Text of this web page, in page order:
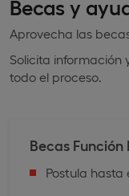
Becas y
Aprovecha las
Solicita información
todo el proceso.
Becas Función
Postula